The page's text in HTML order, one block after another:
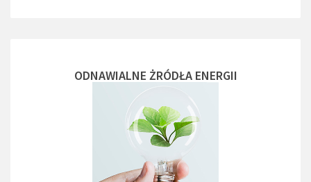
ODNAWIALNE ŻRÓDŁA ENERGII